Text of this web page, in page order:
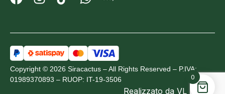
Copyright © 2026 Siracactus – All Rights Reserved – P.IVA:
01989370893 – RUOP: IT-19-3506
Realizzato da VL Design
0